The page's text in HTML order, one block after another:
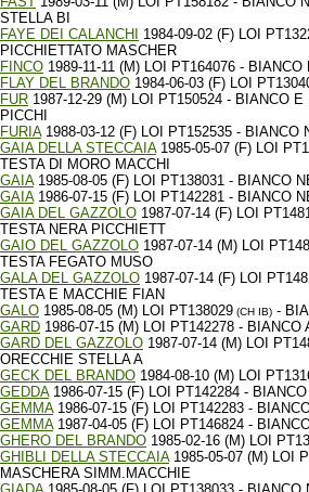
STELLA BI
FAYE DEI CALANCHI
1984-09-02 (F) LOI
PICCHIETTATO MASCHER
FINCO 1989-11-11 (M) LOI PT164076 - BIANCO
FLAY DEL BRANDO 1984-06-03 (F) LOI
FUR 1987-12-29 (M) LOI PT150524 - BIANCO
PICCHI
FURIA1988-03-12 (F) LOI PT152535 - BIANCO
GAIA DELLA STECCAIA1985-05-07 (F) LOI
TESTA DI MORO MACCHI
GAIA1985-08-05 (F) LOI PT138031 - BIANCO
GAIA1986-07-15 (F) LOI PT142281 - BIANCO
GAIA DEL GAZZOLO 1987-07-14 (F) LOI
TESTA NERA PICCHIETT
GAIO DEL GAZZOLO 1987-07-14 (M) LOI
TESTA FEGATO MUSO
GALA DEL GAZZOLO 1987-07-14 (F) LOI
TESTA E MACCHIE FIAN
GALO 1985-08-05 (M) LOI PT138029 (CH IB) -
GARD 1986-07-15 (M) LOI PT142278 - BIANCO
GARD DEL GAZZOLO 1987-07-14 (M) LOI
ORECCHIE STELLA A
GECK DEL BRANDO 1984-08-10 (M) LOI
GEDDA1986-07-15 (F) LOI PT142284 -
GEMMA1986-07-15 (F) LOI PT142283 -
GEMMA1987-04-05 (F) LOI PT146824 -
GHERO DEL BRANDO 1985-02-16 (M) LOI
GHIBLI DELLA STECCAIA1985-05-07 (M) LOI
MASCHERA SIMM.MACCHIE